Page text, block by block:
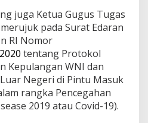
juga Ketua Gugus Tugas
pada Surat Edaran
RI Nomor
tentang Protokol
Kepulangan WNI dan
Negeri di Pintu Masuk
rangka Pencegahan
2019 atau Covid-19).